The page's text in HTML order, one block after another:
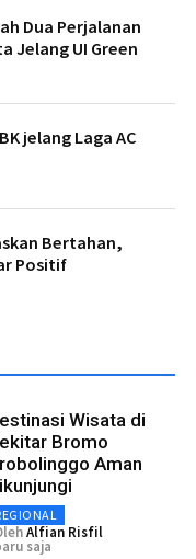
Dua Perjalanan
Jelang UI Green
jelang Laga AC
Bertahan,
Positif
Wisata di
Bromo
Aman
Alfian Risfil
saja